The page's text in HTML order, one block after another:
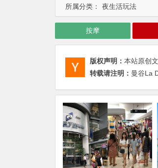
所属分类： 夜生活玩法
按摩
版权声明： 本站原创
转载请注明： 曼谷La